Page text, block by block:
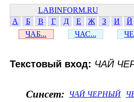
LABINFORM.RU
А
Б В Г Д Е Ж З И Й
ЧАБ...
ЧАС...
Текстовый вход: ЧАЙ
Синсет: ЧАЙ ЧЕРНЫЙ